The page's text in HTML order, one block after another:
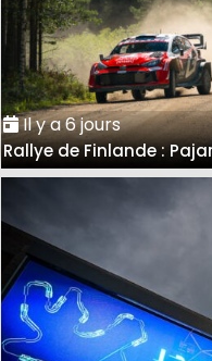
Il y a 6 jours
Rallye de Finlande :